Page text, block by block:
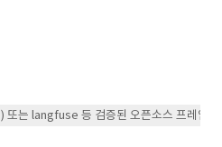
는 langfuse 등 검증된 오픈소스 프레임워